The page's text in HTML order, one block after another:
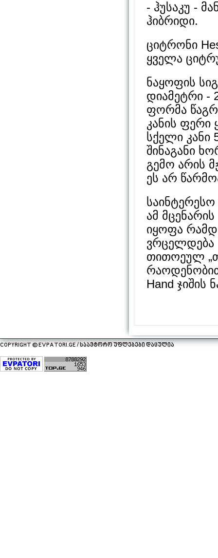
- ჰუსაკუ -
ჰიბრიდი.
ციტრონი
ყველა
ნაყოფის
დიამეტრი -
ფორმა
კანის ფერი
სქელი კანი
შინაგანი
გემო არის
ეს არ
ამ
იყოფა
ვრცელდება
თითოეულ
Hand ჯიშის
COPYRIGHT © EVPATORI.GE / საავტორო უფლებები დაცულია